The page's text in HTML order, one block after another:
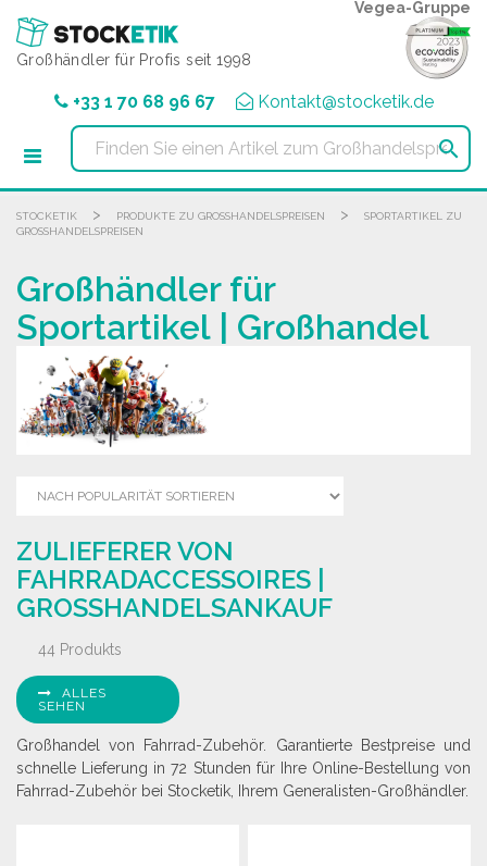
Großhändler für Profis seit 1998
Vegea-Gruppe
+33 1 70 68 96 67 Kontakt@stocketik.de

STOCKETIK > PRODUKTE ZU GROSSHANDELSPREISEN >
SPORTARTIKEL ZU
GROSSHANDELSPREISEN
Großhändler für
Sportartikel | Großhandel
ZULIEFERER VON
FAHRRADACCESSOIRES |
GROSSHANDELSANKAUF
44 Produkts
ALLES
SEHEN
Großhandel von Fahrrad-Zubehör. Garantierte Bestpreise und
schnelle Lieferung in 72 Stunden für Ihre Online-Bestellung von
Fahrrad-Zubehör bei Stocketik, Ihrem Generalisten-Großhändler.